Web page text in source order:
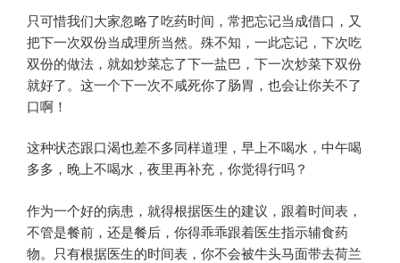
只可惜我们大家忽略了吃药时间，常把忘记当成借口，又
把下一次双份当成理所当然。殊不知，一此忘记，下次吃
双份的做法，就如炒菜忘了下一盐巴，下一次炒菜下双份
就好了。这一个下一次不咸死你了肠胃，也会让你关不了
口啊！
这种状态跟口渴也差不多同样道理，早上不喝水，中午喝
多多，晚上不喝水，夜里再补充，你觉得行吗？
作为一个好的病患，就得根据医生的建议，跟着时间表，
不管是餐前，还是餐后，你得乖乖跟着医生指示辅食药
物。只有根据医生的时间表，你不会被牛头马面带去荷兰